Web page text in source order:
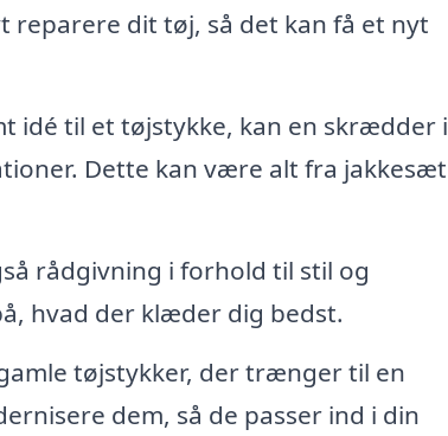
dit tøj, så det kan få et nyt
idé til et tøjstykke, kan en skrædder i
Dette kan være alt fra jakkesæt
rådgivning i forhold til stil og
hvad der klæder dig bedst.
tøjstykker, der trænger til en
dem, så de passer ind i din